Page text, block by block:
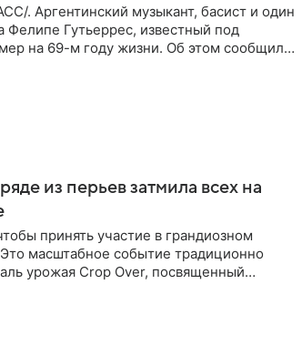
. Аргентинский музыкант, басист и один
Фелипе Гутьеррес, известный под
на 69-м году жизни. Об этом сообщил
из перьев затмила всех на
принять участие в грандиозном
масштабное событие традиционно
урожая Crop Over, посвященный